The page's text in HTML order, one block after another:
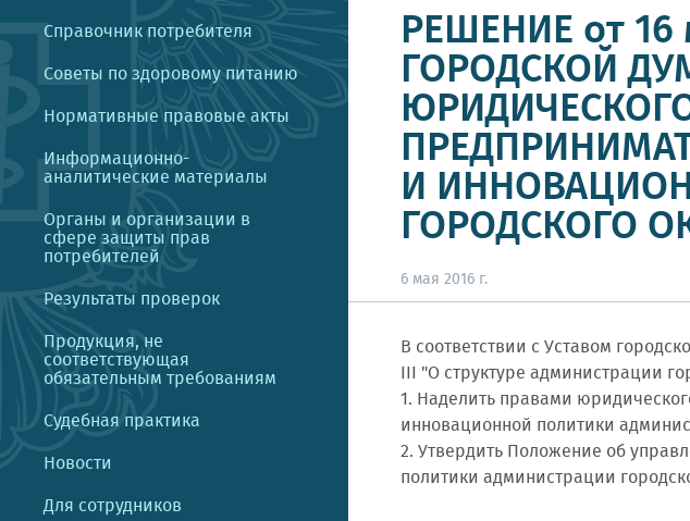
Справочник потребителя
Советы по здоровому питанию
Нормативные правовые акты
Информационно-
аналитические материалы
Органы и организации в
сфере защиты прав
потребителей
Результаты проверок
Продукция, не
соответствующая
обязательным требованиям
Судебная практика
Новости
Для сотрудников
РЕШЕНИЕ от 16
ГОРОДСКОЙ
И
ГОРОДСКОГО
6 мая 2016 г.
В соответствии с Уставом
III "О структуре администрации
1. Наделить правами
инновационной политики
2. Утвердить Положение об
политики администрации